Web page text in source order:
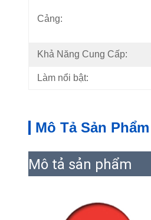
Cảng:
Khả Năng Cung Cấp:
Làm nổi bật:
Mô Tả Sản Phẩm
Mô tả sản phẩm